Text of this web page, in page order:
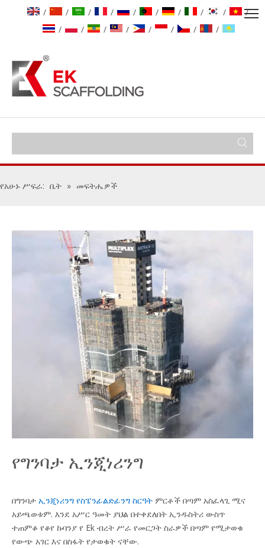
/ / / / / / / / /
/
/
/ / / / / / /
የአሁኑ ሥፍራ: ቤት » መፍትሔዎች
የግንባታ ኢንጂነሪንግ
በግንባታ ኢንጂነሪንግ የስፔንፊልድፊንግ ስርዓት ምርቶች በጣም አስፈላጊ ሚና
አይጫወቱም. እንደ አሥር ዓመት ያህል በተቀደለበት ኢንዱስትሪ ውስጥ
ተጠምቆ የቆየ ኩባንያ የ Ek ብረት ሥራ የመርጋት ስራዎች በጣም የሚታወቁ
የውጭ አገር እና በስፋት የታወቁት ናቸው.